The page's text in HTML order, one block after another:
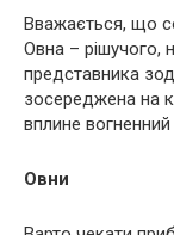
Вважається, що
Овна – рішучого,
представника
зосереджена на
вплине
Овни